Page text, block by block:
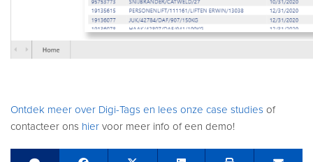
Ontdek meer over Digi-Tags en lees onze case studies of
contacteer ons hier voor meer info of een demo!